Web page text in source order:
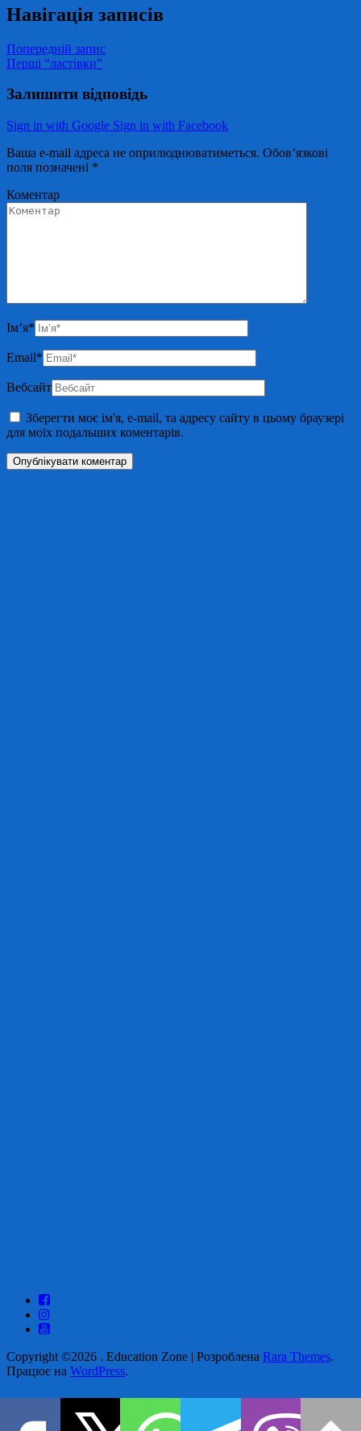
Навігація записів
Попередній запис
Перші “ластівки”
Залишити відповідь
Sign in with Google Sign in with Facebook
Ваша e-mail адреса не оприлюднюватиметься. Обов’язкові
поля позначені *
Коментар
Ім’я*
Email*
Вебсайт
Зберегти моє ім'я, e-mail, та адресу сайту в цьому браузері
для моїх подальших коментарів.
Copyright ©2026 . Education Zone | Розроблена Rara Themes.
Працює на WordPress.